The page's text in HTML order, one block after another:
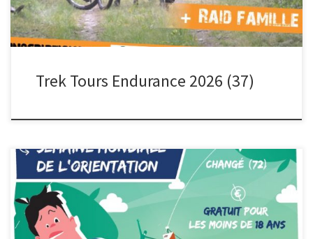
Trek Tours Endurance 2026 (37)
Les jeunes du LMA organisaient une CO pour la journée de